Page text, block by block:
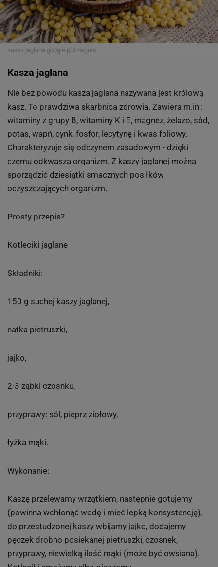
kasza jaglana google.pl/imagres
Kasza jaglana
Nie bez powodu kasza jaglana nazywana jest królową
kasz. To prawdziwa skarbnica zdrowia. Zawiera m.in.:
witaminy z grupy B, witaminy K i E, magnez, żelazo, sód,
potas, wapń, cynk, fosfor, lecytynę i kwas foliowy.
Charakteryzuje się odczynem zasadowym - dzięki
czemu odkwasza organizm. Z kaszy jaglanej można
sporządzić dziesiątki smacznych posiłków
oczyszczających organizm.
Prosty przepis?
Kotleciki jaglane
Składniki:
150 g suchej kaszy jaglanej,
natka pietruszki,
jajko,
2-3 ząbki czosnku,
przyprawy: sól, pieprz ziołowy,
łyżka mąki.
Wykonanie:
Kaszę przelewamy wrzątkiem, następnie gotujemy
(powinna wchłonąć wodę i mieć lepką konsystencję),
do przestudzonej kaszy wbijamy jajko, dodajemy
pęczek drobno posiekanej pietruszki, czosnek,
przyprawy, niewielką ilość mąki (może być owsiana).